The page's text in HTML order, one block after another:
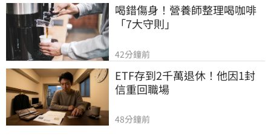
喝錯傷身！營養師整理喝咖啡
「7大守則」
42分鐘前
ETF存到2千萬退休！他因1封
信重回職場
48分鐘前